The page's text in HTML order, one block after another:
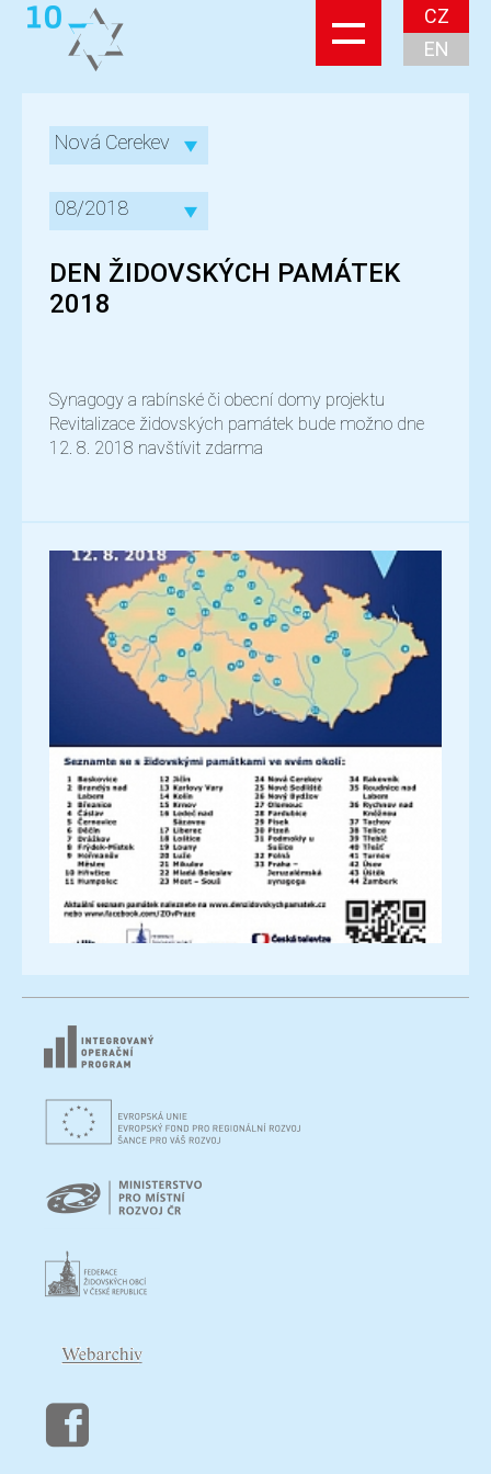
CZ
EN
Nová Cerekev
08/2018
DEN ŽIDOVSKÝCH PAMÁTEK
2018
Synagogy a rabínské či obecní domy projektu
Revitalizace židovských památek bude možno dne
12. 8. 2018 navštívit zdarma